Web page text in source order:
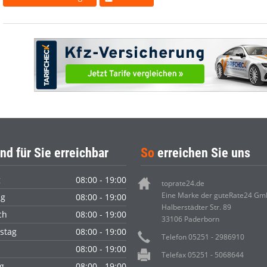
für Sie erreichbar
08:00 - 19:00
08:00 - 19:00
08:00 - 19:00
08:00 - 19:00
08:00 - 19:00
So erreichen Sie uns
toprate24.de
Eine Marke der guteRate24
Halberstädter Str. 89
33106 Paderborn
Telefon 05251 - 2986910
Telefax 05251 - 5068644